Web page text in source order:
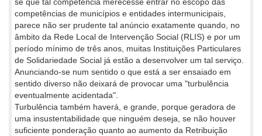
competências de municípios e entidades intermunicipais,
parece não ser prudente tal anúncio exatamente quando, no
âmbito da Rede Local de Intervenção Social (RLIS) e por um
período mínimo de três anos, muitas Instituições Particulares
de Solidariedade Social já estão a desenvolver um tal serviço.
Anunciando-se num sentido o que está a ser ensaiado em
sentido diverso não deixará de provocar uma "turbulência
eventualmente acidentada".
Turbulência também haverá, e grande, porque geradora de
uma insustentabilidade que ninguém deseja, se não houver
suficiente ponderação quanto ao aumento da Retribuição